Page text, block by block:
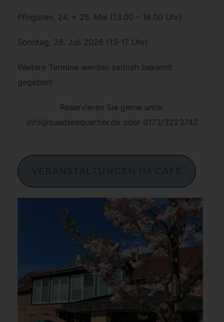
Pfingsten, 24. + 25. Mai (13.00 – 18.00 Uhr)
Sonntag, 28. Juli 2026 (13-17 Uhr)
Weitere Termine werden zeitnah bekannt
gegeben!
Reservieren Sie gerne unter
info@suedseequartier.de oder 0173/3223742